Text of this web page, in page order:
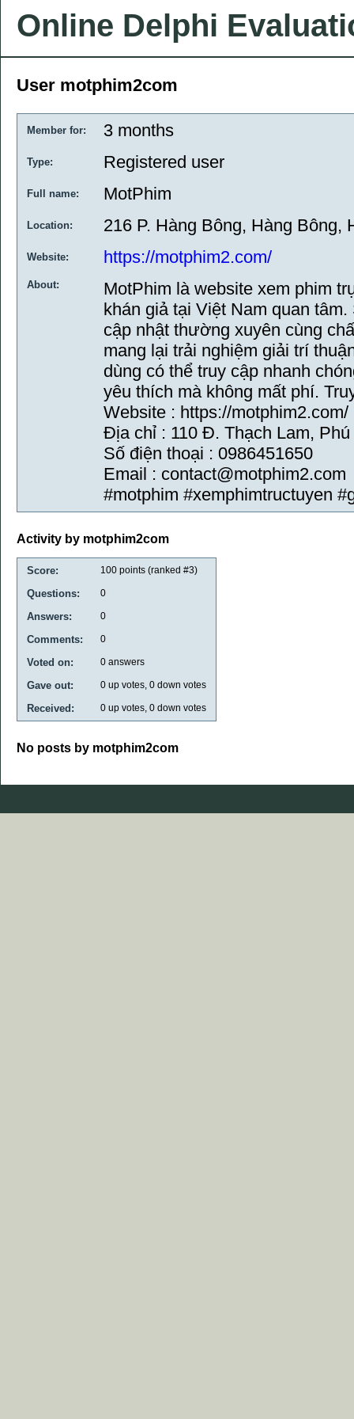
Online Delphi
User motphim2com
Member for: 3 months
Type: Registered user
Full name: MotPhim
Location: 216 P. Hàng Bông, Hàng Bông,
Website: https://motphim2.com/
About:
MotPhim là website xem phim
khán giả tại Việt Nam quan
cập nhật thường xuyên cùng
mang lại trải nghiệm giải trí
dùng có thể truy cập nhanh
yêu thích mà không mất phí.
Website : https://motphim2.com/
Địa chỉ : 110 Đ. Thạch Lam,
Số điện thoại : 0986451650
Email : contact@motphim2.com
#motphim #xemphimtructuyen
Activity by motphim2com
Score: 100 points (ranked #3)
Questions: 0
Answers: 0
Comments: 0
Voted on: 0 answers
Gave out: 0 up votes, 0 down votes
Received: 0 up votes, 0 down votes
No posts by motphim2com